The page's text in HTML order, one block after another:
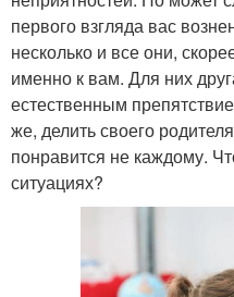
первого взгляда вас
несколько и все они,
именно к вам. Для них
естественным
же, делить своего
понравится не каждому.
ситуациях?